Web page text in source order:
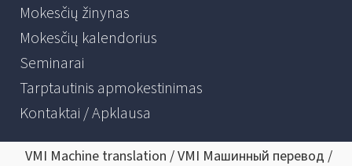
Mokesčių žinynas
Mokesčių kalendorius
Seminarai
Tarptautinis apmokestinimas
Kontaktai / Apklausa
VMI Machine translation / VMI Машинный перевод /